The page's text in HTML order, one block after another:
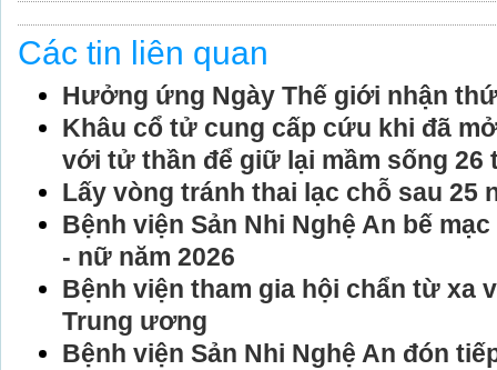
Các tin liên quan
Hưởng ứng Ngày Thế giới nhận
Khâu cổ tử cung cấp cứu khi đã
với tử thần để giữ lại mầm sống 26
Lấy vòng tránh thai lạc chỗ sau 25
Bệnh viện Sản Nhi Nghệ An bế
- nữ năm 2026
Bệnh viện tham gia hội chẩn từ xa
Trung ương
Bệnh viện Sản Nhi Nghệ An đón